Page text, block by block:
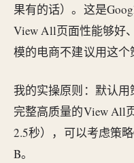
果有的话）。这是
View All页面性能够好
模的电商不建议用这个
我的实操原则：默认
完整高质量的View All
2.5秒），可以考虑策
B。